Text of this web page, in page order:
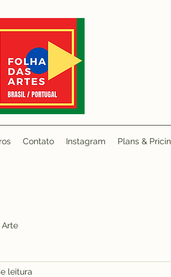
Contato Instagram Plans &
Arte
leitura